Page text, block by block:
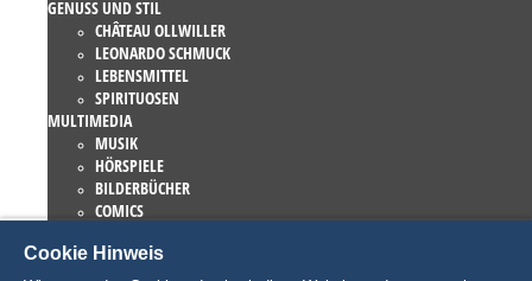
GENUSS UND STIL
CHÂTEAU OLLWILLER
LEONARDO SCHMUCK
LEBENSMITTEL
SPIRITUOSEN
MULTIMEDIA
MUSIK
HÖRSPIELE
BILDERBÜCHER
COMICS
EUROPA-PARK BÜCHER
Cookie Hinweis